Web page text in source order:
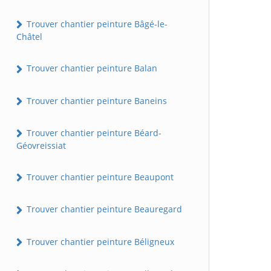
Trouver chantier peinture Bâgé-le-
Châtel
Trouver chantier peinture Balan
Trouver chantier peinture Baneins
Trouver chantier peinture Béard-
Géovreissiat
Trouver chantier peinture Beaupont
Trouver chantier peinture Beauregard
Trouver chantier peinture Béligneux